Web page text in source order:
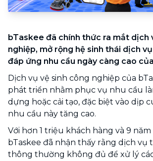
bTaskee đã chính thức ra mắt dịch
nghiệp, mở rộng hệ sinh thái dịch
đáp ứng nhu cầu ngày càng cao
Dịch vụ vệ sinh công nghiệp của
phát triển nhằm phục vụ nhu cầu
dựng hoặc cải tạo, đặc biệt vào dịp
nhu cầu này tăng cao.
Với hơn 1 triệu khách hàng và 9
bTaskee đã nhận thấy rằng dịch vụ
thông thường không đủ để xử lý